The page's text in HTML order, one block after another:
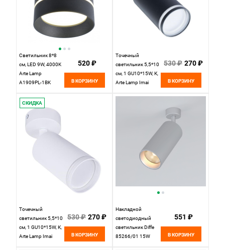
Светильник 8*8
см, LED 9W, 4000K
Arte Lamp
A1909PL-1BK
520 ₽
В КОРЗИНУ
Точечный
светильник 5,5*10
см, 1 GU10*15W, К,
Arte Lamp Imai
530 ₽ 270 ₽
В КОРЗИНУ
СКИДКА
Точечный
светильник 5,5*10
см, 1 GU10*15W, К,
Arte Lamp Imai
530 ₽ 270 ₽
В КОРЗИНУ
Накладной
светодиодный
светильник Diffe
85266/01 15W
551 ₽
В КОРЗИНУ